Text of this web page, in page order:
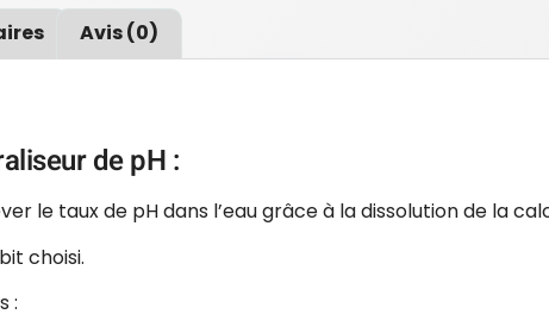
Avis (0)
de pH :
le taux de pH dans l’eau grâce à la dissolution de la
choisi.
: